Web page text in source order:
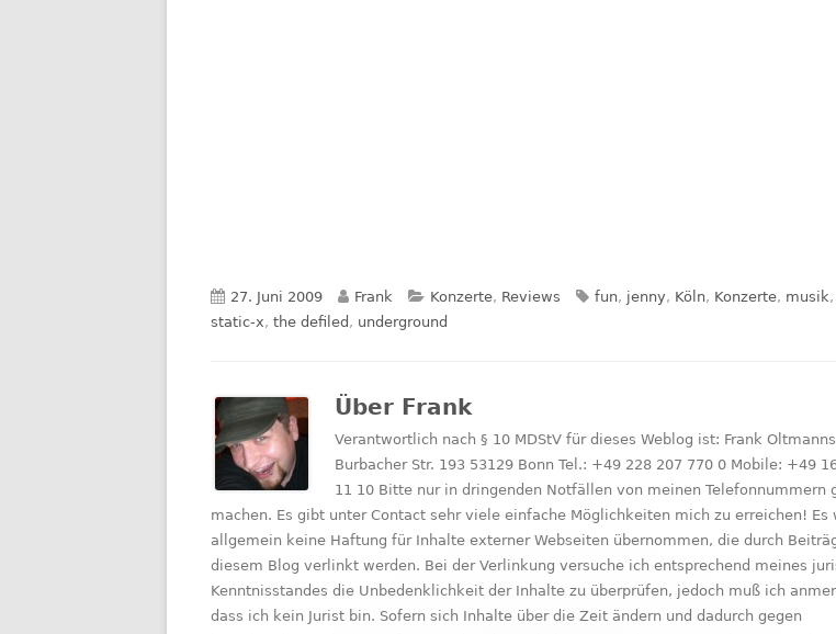
Veröffentlicht
am
27. Juni 2009 Autor
Frank Kategorien
Konzerte, Reviews Schlagwörter
fun, jenny, Köln, Konzerte, musik,
static-x, the defiled , underground
Über Frank
Verantwortlich nach § 10 MDStV für dieses Weblog ist: Frank
Burbacher Str. 193 53129 Bonn Tel.: +49 228 207 770 0 Mobile: +49
11 10 Bitte nur in dringenden Notfällen von meinen Telefonnummern
machen. Es gibt unter Contact sehr viele einfache Möglichkeiten mich zu erreichen! Es
allgemein keine Haftung für Inhalte externer Webseiten übernommen, die durch
diesem Blog verlinkt werden. Bei der Verlinkung versuche ich entsprechend meines
Kenntnisstandes die Unbedenklichkeit der Inhalte zu überprüfen, jedoch muß ich
dass ich kein Jurist bin. Sofern sich Inhalte über die Zeit ändern und dadurch gegen